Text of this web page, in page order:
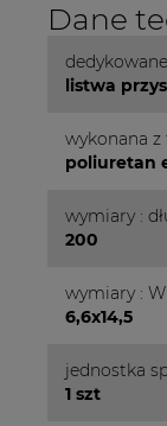
Dane
listwa
wykonana
poliuretan
wymiary :
200
wymiary :
6,6x14,5
jednostka
1 szt